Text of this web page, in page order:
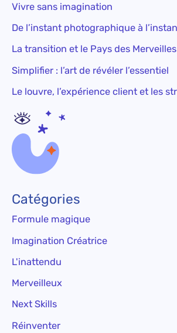
Vivre sans imagination
De l’instant photographique à
La transition et le Pays des Merveilles
Simplifier : l’art de révéler l’essentiel
Le louvre, l’expérience client et les
Catégories
Formule magique
Imagination Créatrice
L'inattendu
Merveilleux
Next Skills
Réinventer